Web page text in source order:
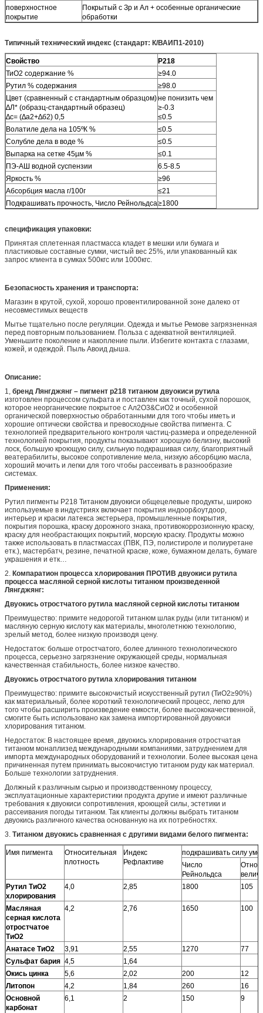
поверхностное
покрытие
Покрытый с Зр и Ал + особенные органические
обработки
Типичный технический индекс (стандарт: К/ВАИП1-2010)
Свойство
Р218
ТиО2 содержание %
≥94.0
Рутил % содержания
≥98.0
Цвет (сравненный с стандартным образцом)
∆Л* (образц-стандартный образец)
∆с= (∆а2+∆б2) 0,5
не понизить чем
≥-0.3
≤0.5
Волатиле дела на 105ºК %
≤0.5
Солубле дела в воде %
≤0.5
Выпарка на сетке 45µм %
≤0.1
ПЭ-АШ водной суспензии
6.5-8.5
Яркость %
≥96
Абсорбция масла г/100г
≤21
Подкрашивать прочность, Число Рейнольдса≥1800
спецификация упаковки:
Принятая сплетенная пластмасса кладет в мешки или бумага и
пластиковые составные сумки, чистый вес 25%, или упакованный как
запрос клиента в сумках 500кгс или 1000кгс.
Безопасность хранения и транспорта:
Магазин в крутой, сухой, хорошо провентилированной зоне далеко от
несовместимых веществ
Мытье тщательно после регуляции. Одежда и мытье Ремове загрязненная
перед повторным пользованием. Польза с адекватной вентиляцией.
Уменьшите поколение и накопление пыли. Избегите контакта с глазами,
кожей, и одеждой. Пыль Авоид дыша.
Описание:
1, бренд Лянгджянг – пигмент р218 титанюм двуокиси рутила
изготовлен процессом сульфата и поставлен как точный, сухой порошок,
которое неорганические покрытое с Ал2О3&СиО2 и особенной
органической поверхностью обработанными для того чтобы иметь и
хорошие оптически свойства и превосходные свойства пигмента. С
технологией предварительного контроля частиц-размера и определенной
технологией покрытия, продукты показывают хорошую белизну, высокий
лоск, большую кроющую силу, сильную подкрашивая силу, благоприятный
веатерабилиты, высокое сопротивление мела, низкую абсорбцию масла,
хороший мочить и легки для того чтобы рассеивать в разнообразие
системах.
Применения:
Рутил пигменты Р218 Титанюм двуокиси общецелевые продукты, широко
используемые в индустриях включает покрытия индоор&оутдоор,
интерьер и краски латекса экстерьера, промышленные покрытия,
покрытия порошка, краску дорожного знака, противокоррозионную краску,
краску для необрастающих покрытий, морскую краску. Продукты можно
также использовать в пластмассах (ПВК, ПЭ, полистироле и полиуретане
етк.), мастербатч, резине, печатной краске, коже, бумажном делать, бумаге
украшения и етк…
2. Компаратион процесса хлорирования ПРОТИВ двуокиси рутила
процесса масляной серной кислоты титанюм произведенной
Лянгджянг:
Двуокись отростчатого рутила масляной серной кислоты титанюм
Преимущество: примите недорогой титанюм шлак руды (или титанюм) и
масляную серную кислоту как материалы, многолетнюю технологию,
зрелый метод, более низкую производя цену.
Недостаток: больше отростчатого, более длинного технологического
процесса, серьезно загрязнение окружающей среды, нормальная
качественная стабильность, более низкое качество.
Двуокись отростчатого рутила хлорирования титанюм
Преимущество: примите высокочистый искусственный рутил (ТиО2≥90%)
как материальный, более короткий технологический процесс, легко для
того чтобы расширить произведение емкости, более высококачественной,
смогите быть использовано как замена импортированной двуокиси
хлорирования титанюм.
Недостаток: В настоящее время, двуокись хлорирования отростчатая
титанюм монаплизед международными компаниями, затруднением для
импорта международных оборудований и технологии. Более высокая цена
причиненная путем принимать высокочистую титанюм руду как материал.
Больше технологии затруднения.
Должный к различным сырью и производственному процессу,
эксплуатационные характеристики продукта другие и имеют различные
требования к двуокиси сопротивления, кроющей силы, эстетики и
рассеивания погоды титанюм. Так клиенты должны выбрать титанюм
двуокись различного качества основанную на их потребностях.
3. Титанюм двуокись сравненная с другими видами белого пигмента:
Имя пигмента
Относительная
плотность
Индекс
Рефлактиве
подкрашивать силу
Число
Рейнольдса
Рутил ТиО2
хлорирования
4,0 2,85 1800 105
Масляная
серная кислота
отростчатое
ТиО2
4,2 2,76 1650 100
Анатасе ТиО2 3,91 2,55 1270
77
Сульфат бария 4,5
1,64
Окись цинка
5,6 2,02 200
12
Литопон
4,2 1,84 260
16
Основной
карбонат
6,1 2 150 9